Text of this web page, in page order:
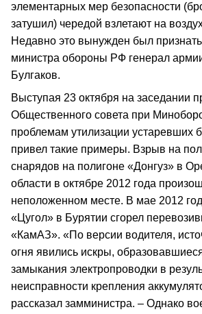
элементарных мер безопасности
затушил) чередой взлетают на
Недавно это вынужден был признать
министра обороны РФ генерал
Булгаков.
Выступая 23 октября на заседании
Общественного совета при
проблемам утилизации устаревших
привел такие примеры. Взрыв на
снарядов на полигоне «Донгуз» в
области в октябре 2012 года
неположенном месте. В мае 2012
«Цугол» в Бурятии сгорел
«КамАЗ». «По версии водителя,
огня явились искры,
замыкания электропроводки в
неисправности крепления
рассказал замминистра. – Однако